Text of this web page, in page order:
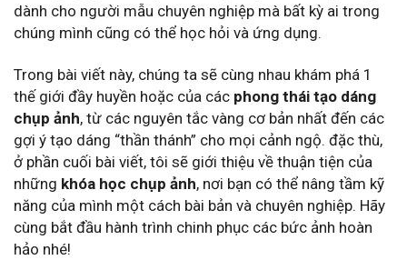
dành cho người mẫu chuyên nghiệp mà bất kỳ ai trong
chúng mình cũng có thể học hỏi và ứng dụng.
Trong bài viết này, chúng ta sẽ cùng nhau khám phá 1
thế giới đầy huyền hoặc của các phong thái tạo dáng
chụp ảnh, từ các nguyên tắc vàng cơ bản nhất đến các
gợi ý tạo dáng “thần thánh” cho mọi cảnh ngộ. đặc thù,
ở phần cuối bài viết, tôi sẽ giới thiệu về thuận tiện của
những khóa học chụp ảnh, nơi bạn có thể nâng tầm kỹ
năng của mình một cách bài bản và chuyên nghiệp. Hãy
cùng bắt đầu hành trình chinh phục các bức ảnh hoàn
hảo nhé!